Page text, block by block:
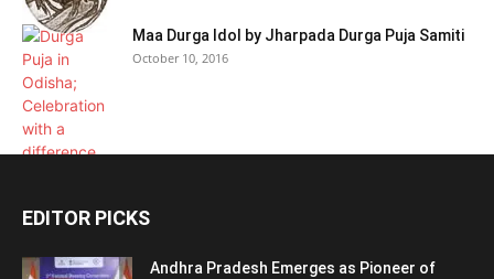
Maa Durga Idol by Jharpada Durga Puja Samiti
October 10, 2016
EDITOR PICKS
Andhra Pradesh Emerges as Pioneer of